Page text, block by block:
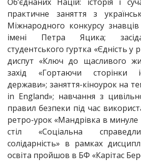
Об’єднаних Націй: історія і
практичне заняття з
Міжнародного конкурсу
імені Петра Яцика;
студентського гуртка «Єдність у
диспут «Ключ до щасливого
захід «Гортаючи сторінки
держави»; заняття-кіноурок на
in England»; навчання з
правил безпеки під час
ретро-урок «Мандрівка в минуле
стіл «Соціальна
солідарність» в рамках
освіта пройшов в БФ «Карітас